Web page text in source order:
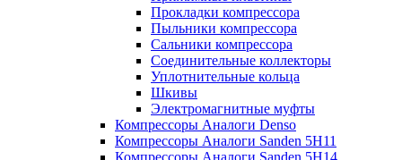
Прокладки компрессора
Пыльники компрессора
Сальники компрессора
Соединительные коллекторы
Уплотнительные кольца
Шкивы
Электромагнитные муфты
Компрессоры Аналоги Denso
Компрессоры Аналоги Sanden 5H11
Компрессоры Аналоги Sanden 5H14